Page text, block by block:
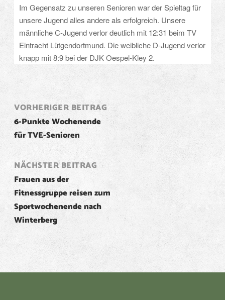
Im Gegensatz zu unseren Senioren war der Spieltag für
unsere Jugend alles andere als erfolgreich. Unsere
männliche C-Jugend verlor deutlich mit 12:31 beim TV
Eintracht Lütgendortmund. Die weibliche D-Jugend verlor
knapp mit 8:9 bei der DJK Oespel-Kley 2.
Post
navigation
VORHERIGER BEITRAG
6-Punkte Wochenende
für TVE-Senioren
NÄCHSTER BEITRAG
Frauen aus der
Fitnessgruppe reisen zum
Sportwochenende nach
Winterberg